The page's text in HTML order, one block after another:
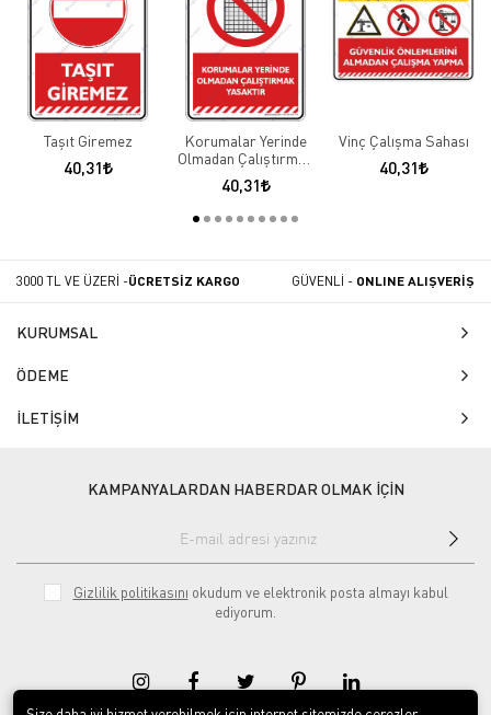
Taşıt Giremez
40,31
Korumalar Yerinde
Olmadan Çalıştırmak
Yasaktır
40,31
Vinç Çalışma Sahası
40,31
3000 TL VE ÜZERİ -ÜCRETSİZ KARGO GÜVENLİ - ONLINE ALIŞVERİŞ
KURUMSAL
ÖDEME
İLETİŞİM
KAMPANYALARDAN HABERDAR OLMAK İÇİN
Gizlilik politikasını okudum ve elektronik posta almayı kabul
ediyorum.